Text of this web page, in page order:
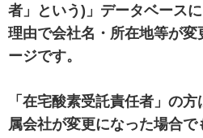
産業ガス・医療ガスについて
協会案内
事業者の方へ
出版物・物品の販売
者」という)」データベース
理由で会社名・所在地等が
ージです。
「在宅酸素受託責任者」の
属会社が変更になった場合